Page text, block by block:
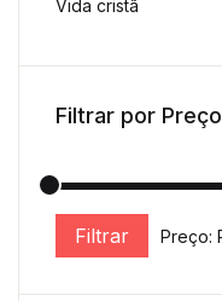
Vida cristã
Filtrar por Preço
Preço mínimo
Preço máximo
Filtrar Preço: